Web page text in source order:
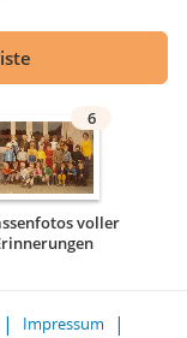
6
voller
Impressum